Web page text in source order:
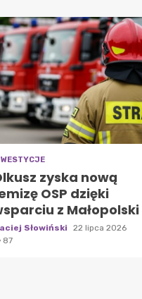
zyska nową
OSP dzięki
z Małopolski
Słowiński
22 lipca 2026
87